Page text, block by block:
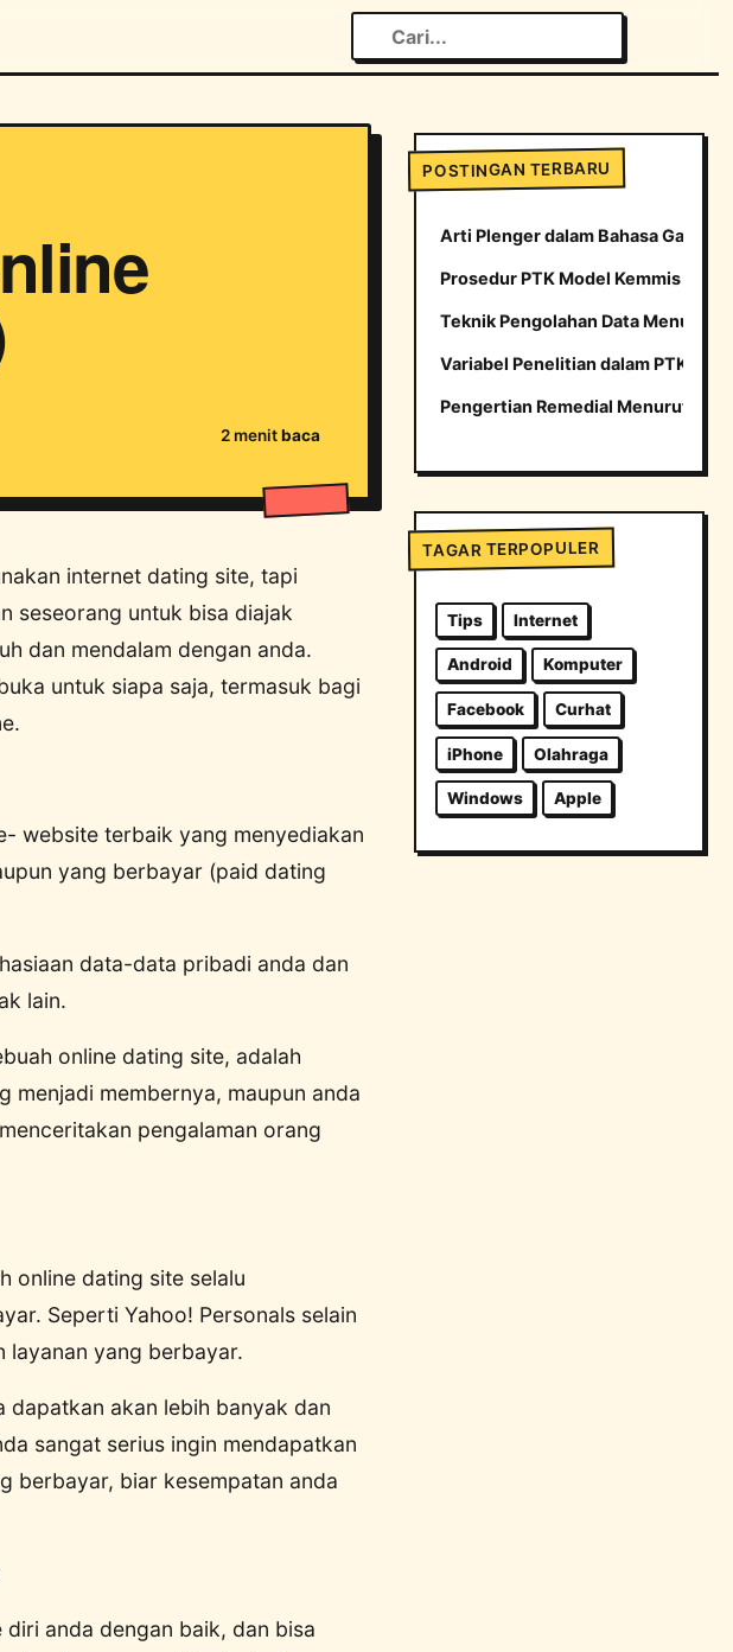
2 menitbaca
internet dating site, tapi
seseorang untuk bisa diajak
dan mendalam dengan anda.
untuk siapa saja, termasuk bagi
website terbaik yang menyediakan
yang berbayar (paid dating
data-data pribadi anda dan
lain.
online dating site, adalah
menjadi membernya, maupun anda
pengalaman orang
online dating site selalu
Seperti Yahoo! Personals selain
layanan yang berbayar.
akan lebih banyak dan
sangat serius ingin mendapatkan
berbayar, biar kesempatan anda
anda dengan baik, dan bisa
POSTINGAN TERBARU
Arti Plenger dalam Bahasa Gaul
Prosedur PTK Model Kemmis dan
Teknik Pengolahan Data Menurut
Variabel Penelitian dalam PTK
Pengertian Remedial Menurut
TAGAR TERPOPULER
Tips Internet
Android Komputer
Facebook Curhat
iPhone Olahraga
Windows Apple